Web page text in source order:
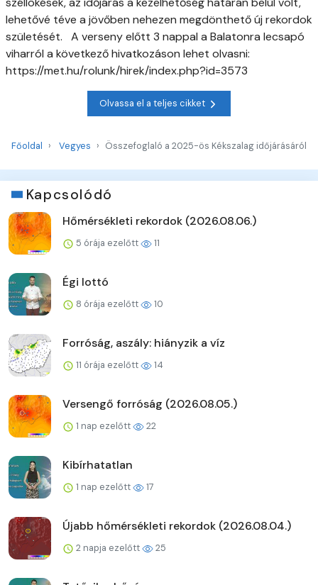
lehetővé téve a jövőben nehezen megdönthető új rekordok
születését. A verseny előtt 3 nappal a Balatonra lecsapó
viharról a következő hivatkozáson lehet olvasni:
https://met.hu/rolunk/hirek/index.php?id=3573
Olvassa el a teljes cikket
Főoldal Vegyes Összefoglaló a 2025-ös Kékszalag időjárásáról
Kapcsolódó
Hőmérsékleti rekordok (2026.08.06.)
5 órája ezelőtt 11
Égi lottó
8 órája ezelőtt 10
Forróság, aszály: hiányzik a víz
11 órája ezelőtt 14
Versengő forróság (2026.08.05.)
1 nap ezelőtt 22
Kibírhatatlan
1 nap ezelőtt 17
Újabb hőmérsékleti rekordok (2026.08.04.)
2 napja ezelőtt 25